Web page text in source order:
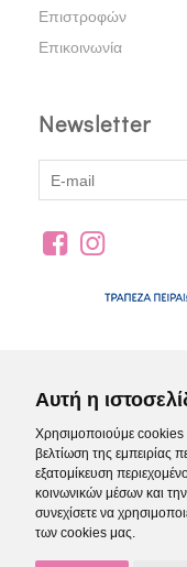
Αυτή η
Χρησιμοποιούμε cookies
βελτίωση της εμπειρίας
εξατομίκευση
κοινωνικών μέσων και
συνεχίσετε να
των cookies μας.
Επιστροφών
Επικοινωνία
Newsletter